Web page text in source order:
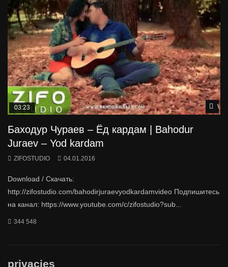
03:23
Баходур Чураев – Ёд кардам | Bahodur
Juraev – Yod kardam
ZIFOSTUDIO 04.01.2016
Download / Скачать:
http://zifostudio.com/bahodirjuraevyodkardamvideo Подпишитесь
на канал: https://www.youtube.com/c/zifostudio?sub...
344 548
privacies